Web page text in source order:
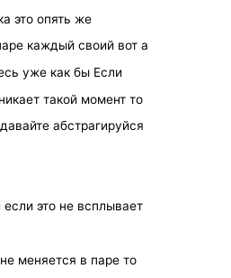
это опять же
каждый своий вот а
уже как бы Если
такой момент то
абстрагируйся
это не всплывает
меняется в паре то